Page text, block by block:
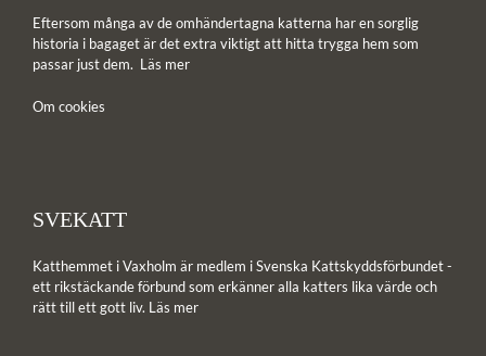
Eftersom många av de omhändertagna katterna har en sorglig
historia i bagaget är det extra viktigt att hitta trygga hem som
passar just dem. Läs mer
Om cookies
SVEKATT
Katthemmet i Vaxholm är medlem i Svenska Kattskyddsförbundet -
ett rikstäckande förbund som erkänner alla katters lika värde och
rätt till ett gott liv. Läs mer